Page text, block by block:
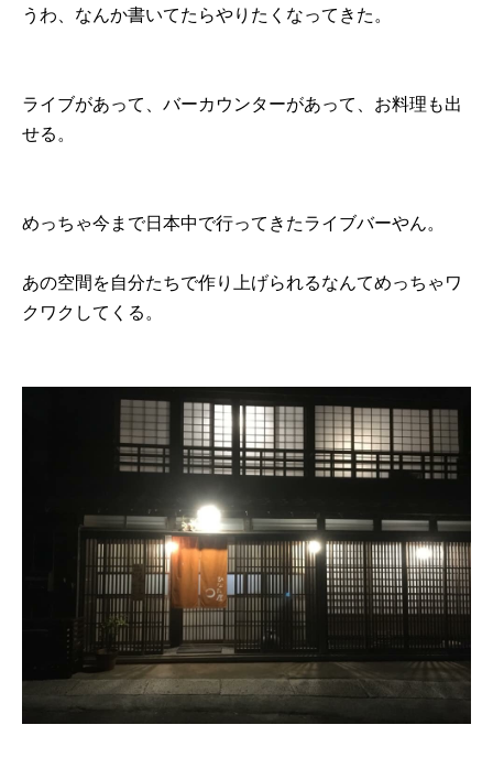
うわ、なんか書いてたらやりたくなってきた。
ライブがあって、バーカウンターがあって、お料理も出
せる。
めっちゃ今まで日本中で行ってきたライブバーやん。
あの空間を自分たちで作り上げられるなんてめっちゃワ
クワクしてくる。